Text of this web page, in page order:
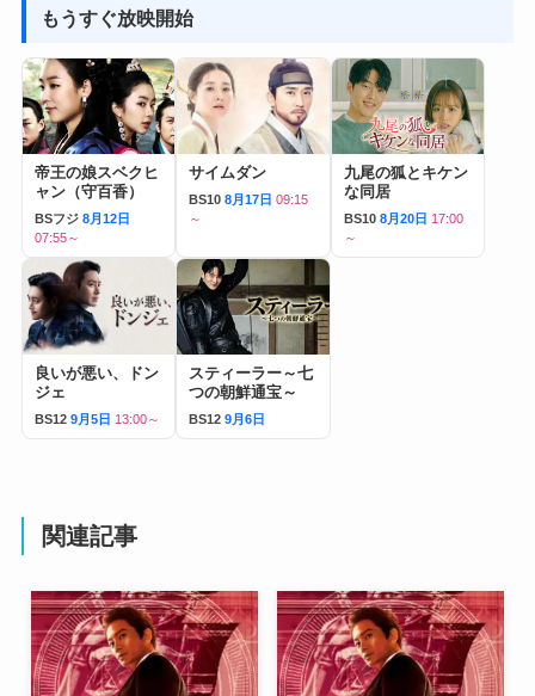
もうすぐ放映開始
帝王の娘スベクヒ
ャン（守百香）
BSフジ 8月12日
07:55～
サイムダン
BS10 8月17日 09:15
～
九尾の狐とキケン
な同居
BS10 8月20日 17:00
～
良いが悪い、ドン
ジェ
BS12 9月5日 13:00～
スティーラー～七
つの朝鮮通宝～
BS12 9月6日
関連記事